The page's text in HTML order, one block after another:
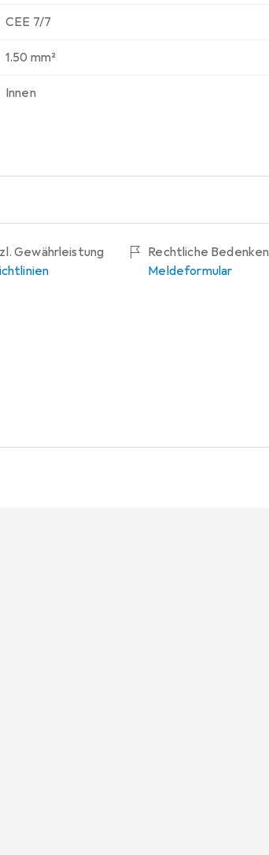
CEE 7/7
1.50 mm²
Innen
Gewährleistung
Rechtliche Bedenken
Meldeformular